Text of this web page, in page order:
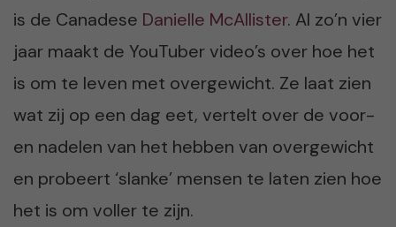
is de Canadese Danielle McAllister. Al zo’n vier
jaar maakt de YouTuber video’s over hoe het
is om te leven met overgewicht. Ze laat zien
wat zij op een dag eet, vertelt over de voor-
en nadelen van het hebben van overgewicht
en probeert ‘slanke’ mensen te laten zien hoe
het is om voller te zijn.